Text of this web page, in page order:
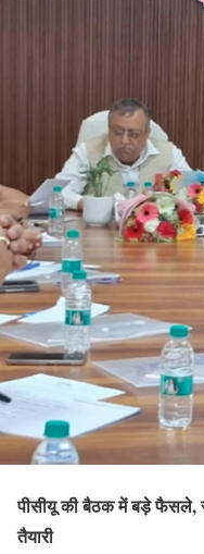
पीसीयू की बैठक में बड़े फैसले,
तैयारी